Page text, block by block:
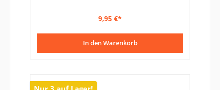
9,95 €*
In den Warenkorb